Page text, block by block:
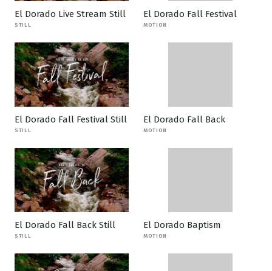
El Dorado Live Stream Still
STILL
El Dorado Fall Festival
MOTION
El Dorado Fall Festival Still
STILL
El Dorado Fall Back
MOTION
El Dorado Fall Back Still
STILL
El Dorado Baptism
MOTION